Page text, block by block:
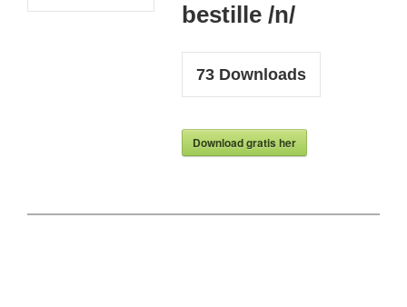
bestille /n/
73Downloads
Download gratis her